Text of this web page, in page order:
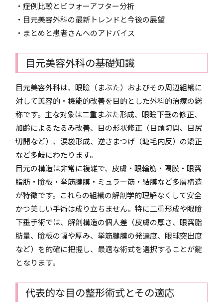
・症例比較とビフォーアフター分析
・目元美容外科の最新トレンドと今後の展望
・まとめと患者さんへのアドバイス
目元美容外科の基礎知識
目元美容外科は、眼瞼（まぶた）およびその周辺組織に
対して美容的・機能的改善を目的とした外科的治療の総
称です。主な対象は二重まぶた形成、眼瞼下垂の修正、
加齢によるたるみ改善、目の形状修正（目頭切開、目尻
切開など）、涙袋形成、逆さまつげ（睫毛内反）の矯正
など多岐にわたります。
目元の構造は非常に複雑で、皮膚・眼輪筋・隔膜・眼窩
脂肪・瞼板・挙筋腱膜・ミュラー筋・結膜など多層構造
が特徴です。これらの組織の解剖学的理解なくして安全
かつ美しい手術は成り立ちません。特に二重形成や眼瞼
下垂手術では、解剖構造の個人差（皮膚の厚さ、眼窩脂
肪量、瞼板の幅や厚み、挙筋腱膜の発達度、眼球突出度
など）を的確に把握し、最適な術式を選択することが鍵
となります。
代表的な目の整形術式とその適応